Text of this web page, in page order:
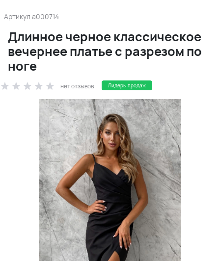
Артикул a000714
Длинное черное классическое
вечернее платье с разрезом по
ноге
нет отзывов Лидеры продаж